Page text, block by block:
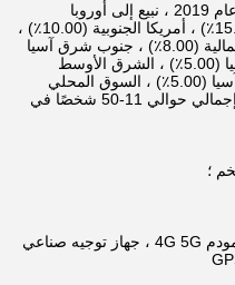
مقرنا في قوانغدونغ ، الصين ، نبدأ من عام 2019 ، نبيع إلى أوروبا
الشرقية (15.00٪) ، أوروبا الغربية (15.00٪) ، أمريكا الجنوبية (10.00٪) ،
أمريكا الوسطى (10.00٪) ، أمريكا الشمالية (8.00٪) ، جنوب شرق آسيا
(7.00٪) ، جنوب أوروبا (7.00٪) ، إفريقيا (5.00٪) ، الشرق الأوسط
(5.00٪) ، شرق آسيا (5.00٪) ، جنوب آسيا (5.00٪) ، السوق المحلي
(5.00٪) ، شمال أوروبا ( 3.00٪).يوجد إجمالي حوالي 11-50 شخصًا في
؛
جهاز توجيه شبكة WiFi6 ، جهاز توجيه مودم 4G 5G ، جهاز توجيه صناعي